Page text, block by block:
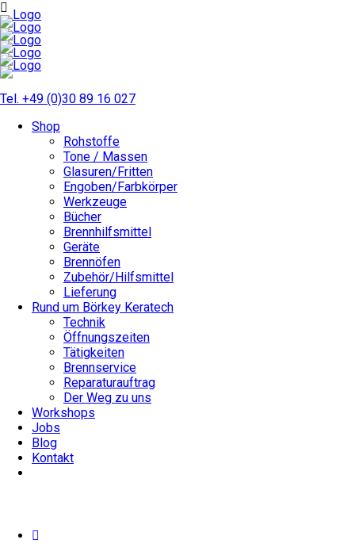
Tel. +49 (0)30 89 16 027
Shop
Rohstoffe
Tone / Massen
Glasuren/Fritten
Engoben/Farbkörper
Werkzeuge
Bücher
Brennhilfsmittel
Geräte
Brennöfen
Zubehör/Hilfsmittel
Lieferung
Rund um Börkey Keratech
Technik
Öffnungszeiten
Tätigkeiten
Brennservice
Reparaturauftrag
Der Weg zu uns
Workshops
Jobs
Blog
Kontakt